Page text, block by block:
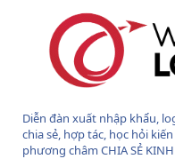
Diễn đàn xuất nhập khẩu,
chia sẻ, hợp tác, học hỏi
phương châm CHIA SẺ